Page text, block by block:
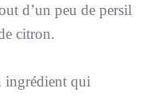
d’un peu de persil
citron.
ingrédient qui